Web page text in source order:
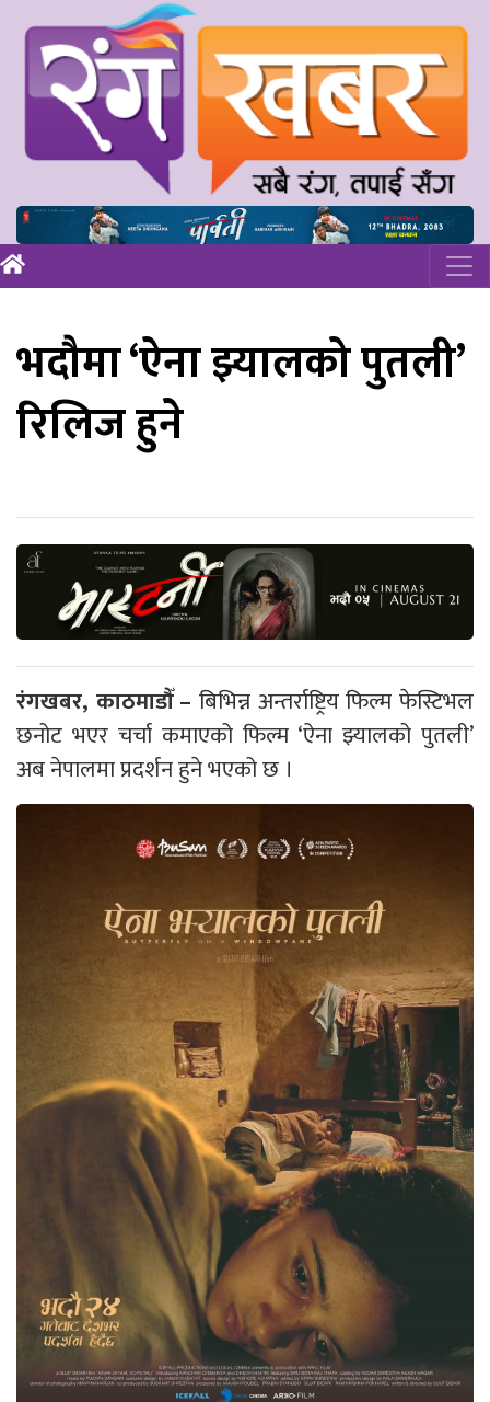
भदौमा ‘ऐना झ्यालको पुतली’
रिलिज हुने
रंगखबर, काठमाडौँ – बिभिन्न अन्तर्राष्ट्रिय फिल्म फेस्टिभल
छनोट भएर चर्चा कमाएको फिल्म ‘ऐना झ्यालको पुतली’
अब नेपालमा प्रदर्शन हुने भएको छ ।